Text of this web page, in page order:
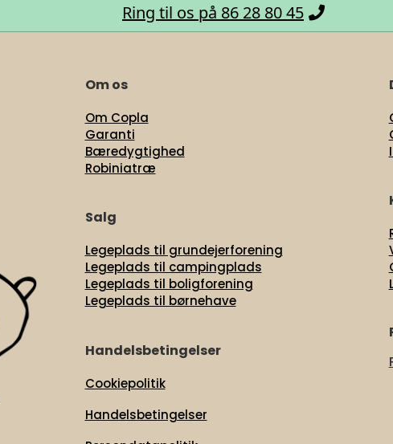
Ring til os på 86 28 80 45
Om os
Om Copla
Garanti
Bæredygtighed
Robiniatræ
Salg
Legeplads til grundejerforening
Legeplads til campingplads
Legeplads til boligforening
Legeplads til børnehave
Handelsbetingelser
Cookiepolitik
Handelsbetingelser